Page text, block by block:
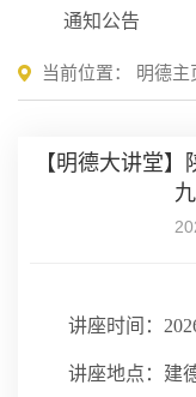
通知公告
当前位置： 明德主
【明德大讲堂
讲座时间：
讲座地点：建